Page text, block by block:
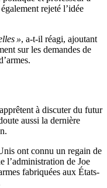
rejeté l’idée
», a-t-il réagi, ajoutant
sur les demandes de
à discuter du futur
aussi la dernière
ont connu un regain de
l’administration de Joe
fabriquées aux États-